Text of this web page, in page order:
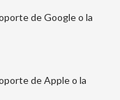
de Google o la
de Apple o la